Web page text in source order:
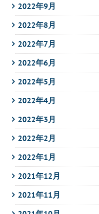
2022年9月
2022年8月
2022年7月
2022年6月
2022年5月
2022年4月
2022年3月
2022年2月
2022年1月
2021年12月
2021年11月